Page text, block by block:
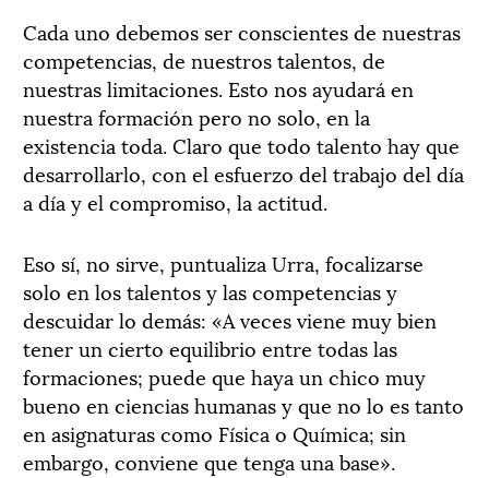
Cada uno debemos ser conscientes de nuestras
competencias, de nuestros talentos, de
nuestras limitaciones. Esto nos ayudará en
nuestra formación pero no solo, en la
existencia toda. Claro que todo talento hay que
desarrollarlo, con el esfuerzo del trabajo del día
a día y el compromiso, la actitud.
Eso sí, no sirve, puntualiza Urra, focalizarse
solo en los talentos y las competencias y
descuidar lo demás: «A veces viene muy bien
tener un cierto equilibrio entre todas las
formaciones; puede que haya un chico muy
bueno en ciencias humanas y que no lo es tanto
en asignaturas como Física o Química; sin
embargo, conviene que tenga una base».